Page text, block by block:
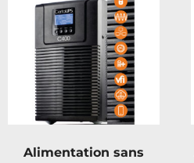
Alimentation sans